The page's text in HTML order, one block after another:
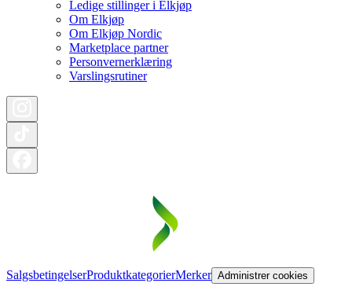
Ledige stillinger i Elkjøp
Om Elkjøp
Om Elkjøp Nordic
Marketplace partner
Personvernerklæring
Varslingsrutiner
SalgsbetingelserProduktkategorierMerker Administrer cookies